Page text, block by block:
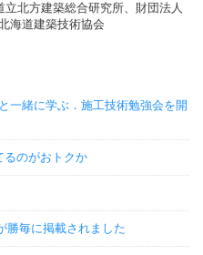
建築総合研究所、財団法人
海道建築技術協会
一緒に学ぶ．施工技術勉強会を開
るのがおトクか
勝毎に掲載されました